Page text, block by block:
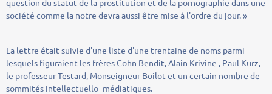
question du statut de la prostitution et de la pornographie dans une
société comme la notre devra aussi être mise à l'ordre du jour. »
La lettre était suivie d'une liste d'une trentaine de noms parmi
lesquels figuraient les frères Cohn Bendit, Alain Krivine , Paul Kurz,
le professeur Testard, Monseigneur Boilot et un certain nombre de
sommités intellectuello- médiatiques.